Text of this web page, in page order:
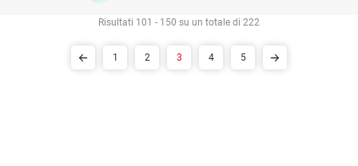
Risultati 101 - 150 su un totale di 222
1 2 3 4 5